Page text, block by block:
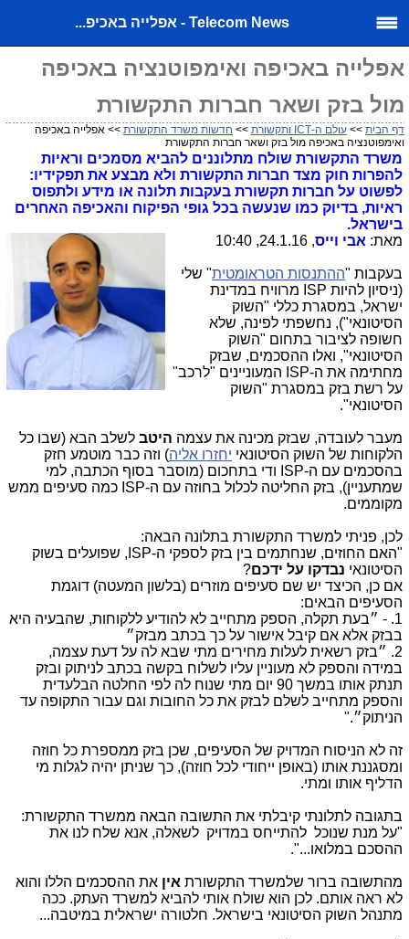
Telecom News - אפלייה באכיפ...
אפלייה באכיפה ואימפוטנציה באכיפה
מול בזק ושאר חברות התקשורת
דף הבית >> עולם ה-ICT ותקשורת >> חדשות משרד התקשורת >> אפלייה באכיפה
ואימפוטנציה באכיפה מול בזק ושאר חברות התקשורת
משרד התקשורת שולח מתלוננים להביא מסמכים וראיות
להפרות חוק מצד חברות התקשורת ולא מבצע את תפקידיו:
לפשוט על חברות תקשורת בעקבות תלונה או מידע ולתפוס
ראיות, בדיוק כמו שנעשה בכל גופי הפיקוח והאכיפה האחרים
בישראל.
מאת: אבי וייס, 24.1.16, 10:40
בעקבות "ההתנסות הטראומטית" שלי
(ניסיון להיות ISP מרוויח במדינת
ישראל, במסגרת כללי "השוק
הסיטונאי"), נחשפתי לפינה, שלא
חשופה לציבור בתחום "השוק
הסיטונאי", ואלו ההסכמים, שבזק
מחתימה את ה-ISP המעוניינים "לרכב"
על רשת בזק במסגרת "השוק
הסיטונאי".
מעבר לעובדה, שבזק מכינה את עצמה היטב לשלב הבא (שבו כל
הלקוחות של השוק הסיטונאי יחזרו אליה) וזה כבר מוטמע חזק
בהסכמים עם ה-ISP ודי בתחכום (מוסבר בסוף הכתבה, למי
שמתעניין), בזק החליטה לכלול בחוזה עם ה-ISP כמה סעיפים ממש
מקוממים.
לכן, פניתי למשרד התקשורת בתלונה הבאה:
"האם החוזים, שנחתמים בין בזק לספקי ה-ISP , שפועלים בשוק
הסיטונאי נבדקו על ידכם?
אם כן, הכיצד יש שם סעיפים מוזרים (בלשון המעטה) דוגמת
הסעיפים הבאים:
1. - ״בעת תקלה, הספק מתחייב לא להודיע ללקוחות, שהבעיה היא
בבזק אלא אם קיבל אישור על כך בכתב מבזק״
2. ״בזק רשאית לעלות מחירים מתי שבא לה על דעת עצמה,
במידה והספק לא מעוניין עליו לשלוח בקשה בכתב לניתוק ובזק
תנתק אותו במשך 90 יום מתי שנוח לה לפי החלטה הבלעדית
והספק מתחייב לשלם לבזק את כל החובות וגם עבור התקופה עד
הניתוק״."
זה לא הניסוח המדויק של הסעיפים, שכן בזק ממספרת כל חוזה
ומסגננת אותו (באופן ייחודי לכל חוזה), כך שניתן יהיה לגלות מי
הדליף אותו ומתי.
בתגובה לתלונתי קיבלתי את התשובה הבאה ממשרד התקשורת:
"על מנת שנוכל להתייחס במדויק לשאלה, אנא שלח לנו את
ההסכם במלואו...".
מהתשובה ברור שלמשרד התקשורת אין את ההסכמים הללו והוא
לא ראה אותם. לכן הוא שולח אותי להביא למשרד העתק. ככה
מתנהל השוק הסיטונאי בישראל. חלטורה ישראלית במיטבה...